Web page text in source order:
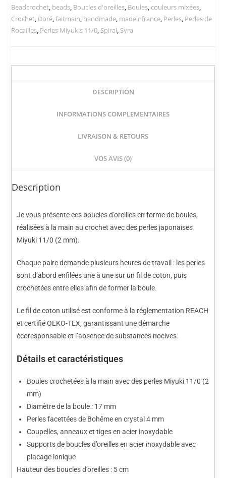
Beadcrochet, beads, Boucles d'oreilles, Boules, couleurs mixées,
Crochet, Doré,faitmain, handmade, madeinfrance, Perles, Perles de
Rocailles, Perles Miyukis 11/0, Spiral, Syra
DESCRIPTION
INFORMATIONS COMPLEMENTAIRES
LIVRAISON & RETOURS
VOS AVIS (0)
Description
Je vous présente ces boucles d’oreilles en forme de boules,
réalisées à la main au crochet avec des perles japonaises
Miyuki 11/0 (2 mm).
Chaque paire demande plusieurs heures de travail : les perles
sont d’abord enfilées une à une sur un fil de coton, puis
crochetées entre elles afin de former la boule.
Le fil de coton utilisé est conforme à la réglementation REACH
et certifié OEKO-TEX, garantissant une démarche
écoresponsable et l’absence de substances nocives.
Détails et caractéristiques
Boules crochetées à la main avec des perles Miyuki 11/0 (2
mm)
Diamètre de la boule : 17 mm
Perles facettées de Bohême en crystal 4 mm
Coupelles, anneaux et tiges en acier inoxydable
Supports de boucles d’oreilles en acier inoxydable avec
placage ionique
Hauteur des boucles d’oreilles : 5 cm